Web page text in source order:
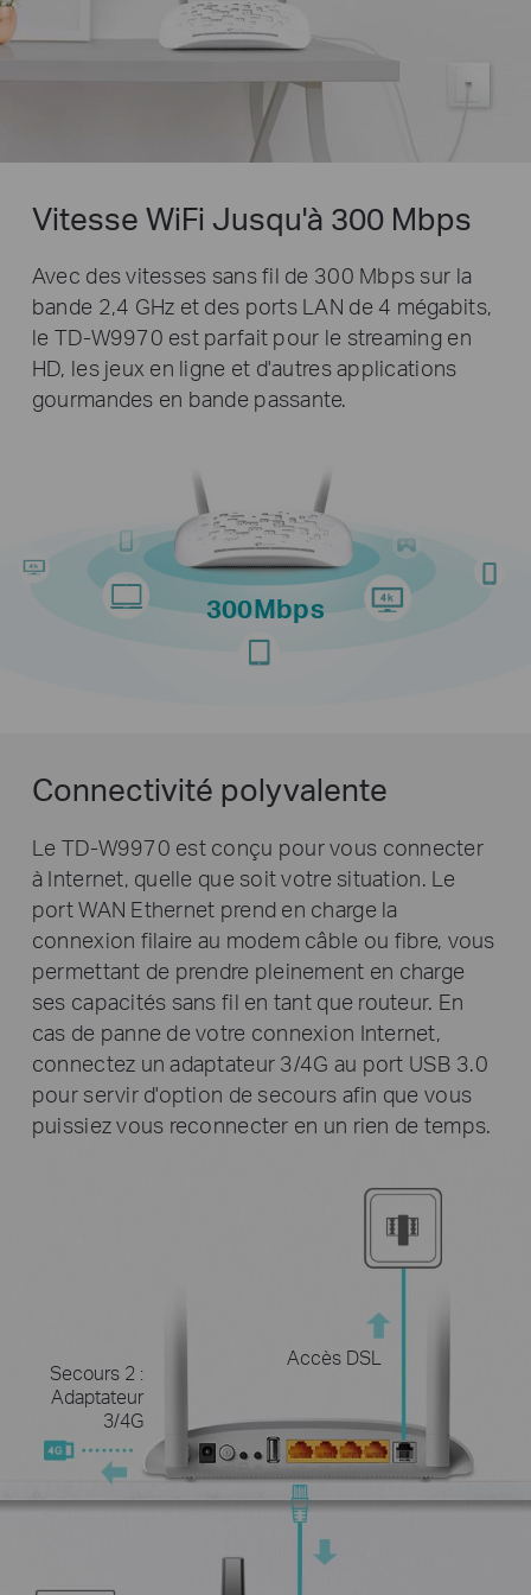
Vitesse WiFi Jusqu'à 300 Mbps
Avec des vitesses sans fil de 300 Mbps sur la
bande 2,4 GHz et des ports LAN de 4 mégabits,
le TD-W9970 est parfait pour le streaming en
HD, les jeux en ligne et d'autres applications
gourmandes en bande passante.
300Mbps
Connectivité polyvalente
Le TD-W9970 est conçu pour vous connecter
à Internet, quelle que soit votre situation. Le
port WAN Ethernet prend en charge la
connexion filaire au modem câble ou fibre, vous
permettant de prendre pleinement en charge
ses capacités sans fil en tant que routeur. En
cas de panne de votre connexion Internet,
connectez un adaptateur 3/4G au port USB 3.0
pour servir d'option de secours afin que vous
puissiez vous reconnecter en un rien de temps.
Secours 2 :
Adaptateur
3/4G
Accès DSL